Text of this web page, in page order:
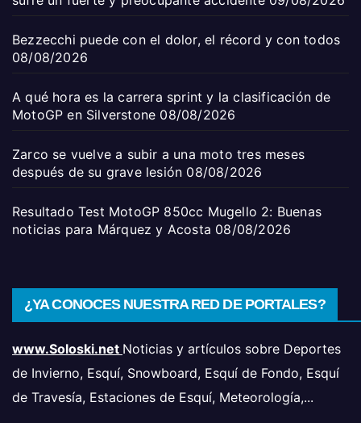
Bezzecchi puede con el dolor, el récord y con todos
08/08/2026
A qué hora es la carrera sprint y la clasificación de
MotoGP en Silverstone 08/08/2026
Zarco se vuelve a subir a una moto tres meses
después de su grave lesión 08/08/2026
Resultado Test MotoGP 850cc Mugello 2: Buenas
noticias para Márquez y Acosta 08/08/2026
¿YA CONOCES NUESTRA RED DE PORTALES?
www.Soloski.net Noticias y artículos sobre Deportes
de Invierno, Esquí, Snowboard, Esquí de Fondo, Esquí
de Travesía, Estaciones de Esquí, Meteorología,...